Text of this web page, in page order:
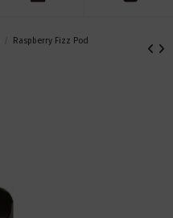
Raspberry Fizz Pod